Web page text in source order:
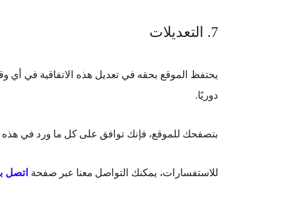
7. التعديلات
يحتفظ الموقع بحقه في تعديل هذه الاتفاقية في
دوريًا.
بتصفحك للموقع، فإنك توافق على كل ما ورد في هذه
للاستفسارات، يمكنك التواصل معنا عبر صفحة اتصل